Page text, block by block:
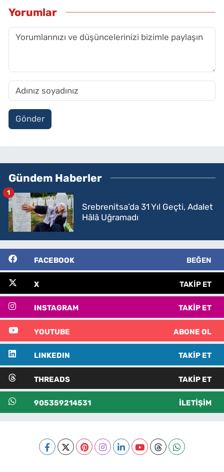
Yorumlar
Gönder
Gündem Haberler
Srebrenitsa’da 31 Yıl Geçti, Adalet
Hâlâ Uğramadı
1
FACEBOOK BEĞEN
X TAKIP ET
INSTAGRAM TAKIP ET
YOUTUBE ABONE OL
LINKEDIN TAKIP ET
THREADS TAKIP ET
905359214531 İLETIŞIM